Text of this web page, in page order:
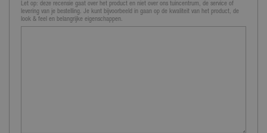
Let op: deze recensie gaat over het product en niet over ons tuincentrum, de service of
levering van je bestelling. Je kunt bijvoorbeeld in gaan op de kwaliteit van het product, de
look & feel en belangrijke eigenschappen.